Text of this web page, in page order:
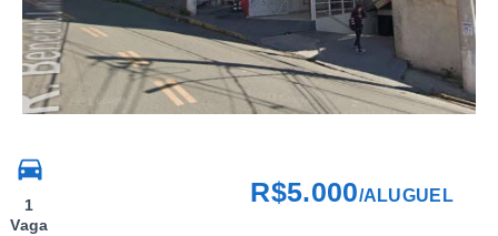
1
Vaga
R$5.000/ALUGUEL